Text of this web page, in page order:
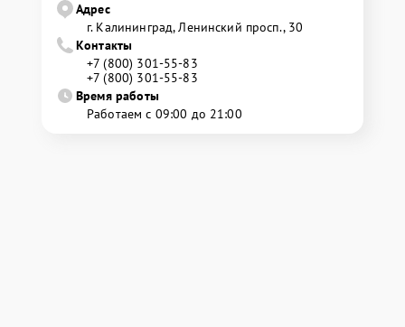
Адрес
г. Калининград, Ленинский просп., 30
Контакты
+7 (800) 301-55-83
+7 (800) 301-55-83
Время работы
Работаем с 09:00 до 21:00